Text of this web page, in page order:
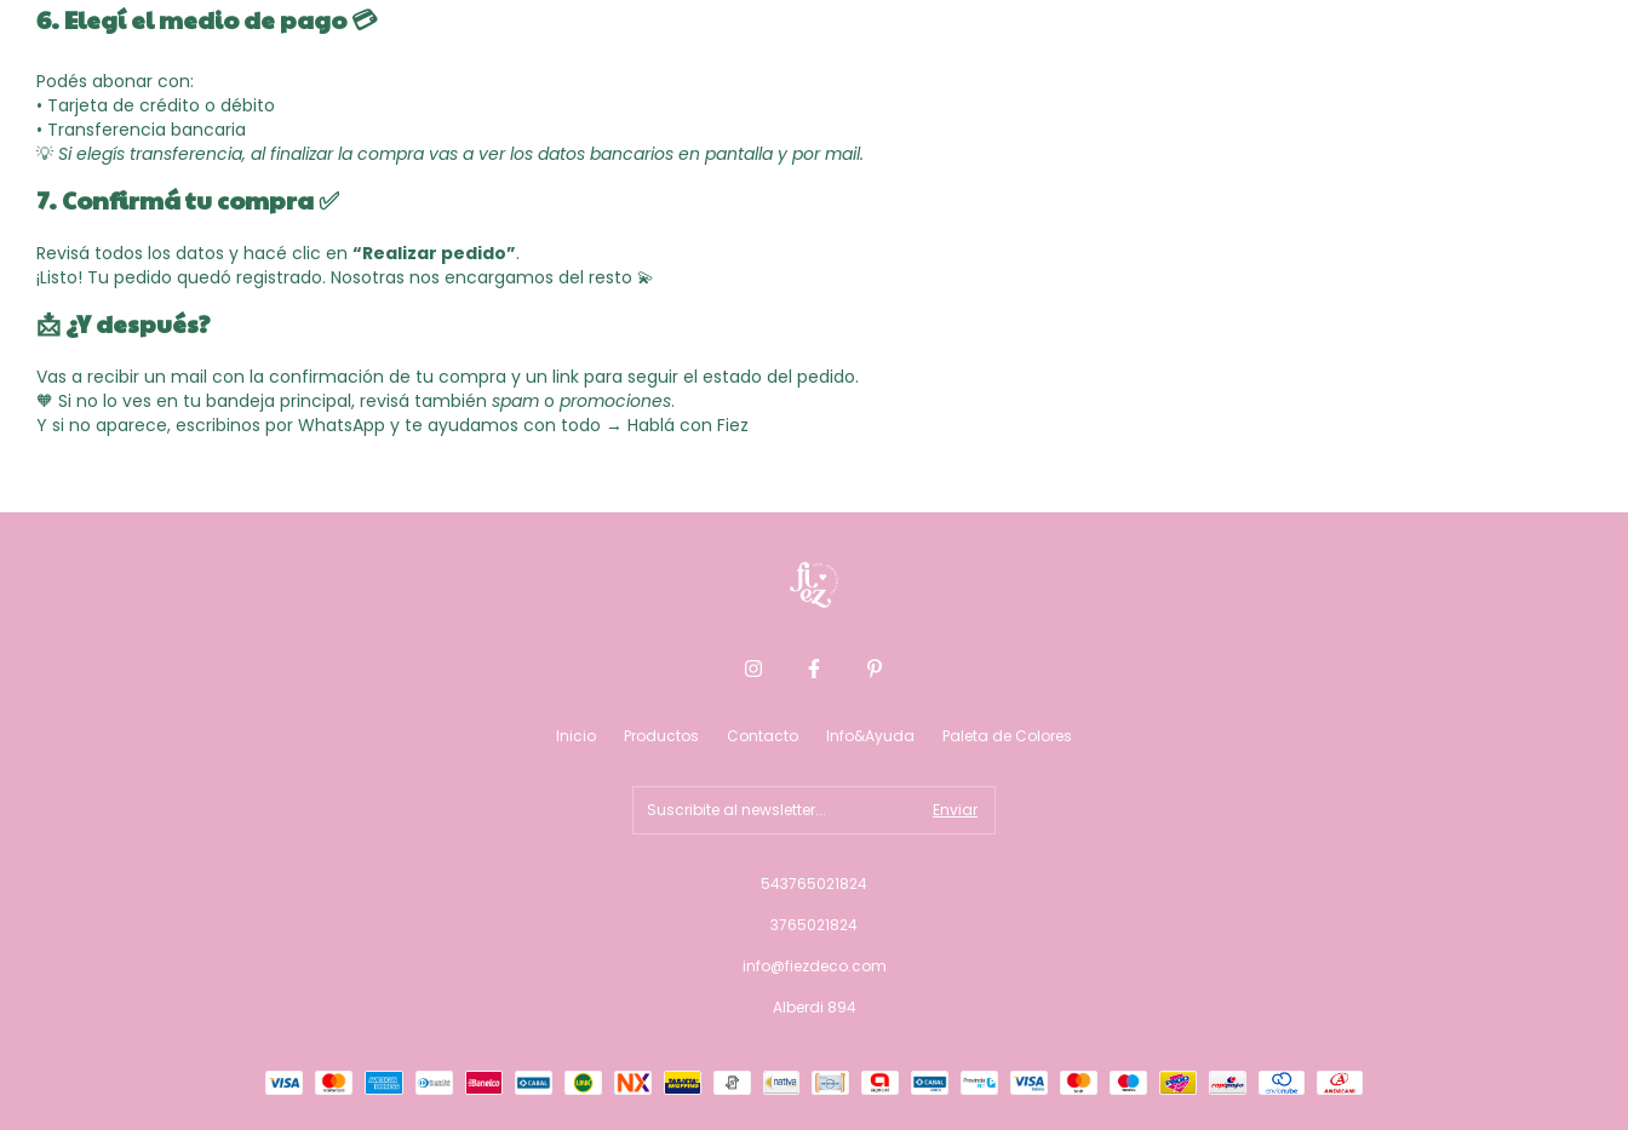
6. Elegí el medio de pago 💳
Podés abonar con:
• Tarjeta de crédito o débito
• Transferencia bancaria
💡 Si elegís transferencia, al finalizar la compra vas a ver los datos bancarios en pantalla y por mail.
7. Confirmá tu compra ✅
Revisá todos los datos y hacé clic en “Realizar pedido”.
¡Listo! Tu pedido quedó registrado. Nosotras nos encargamos del resto 💫
📩 ¿Y después?
Vas a recibir un mail con la confirmación de tu compra y un link para seguir el estado del pedido.
🧡 Si no lo ves en tu bandeja principal, revisá también spam o promociones.
Y si no aparece, escribinos por WhatsApp y te ayudamos con todo → Hablá con Fiez
Inicio Productos Contacto Info&Ayuda Paleta de Colores
543765021824
3765021824
info@fiezdeco.com
Alberdi 894